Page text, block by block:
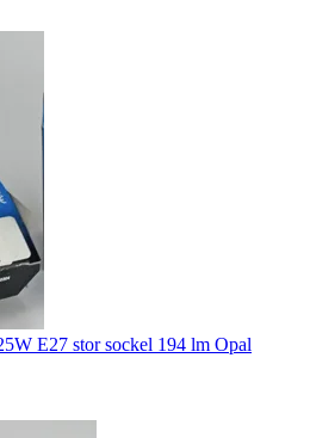
E27 stor sockel 194 lm Opal